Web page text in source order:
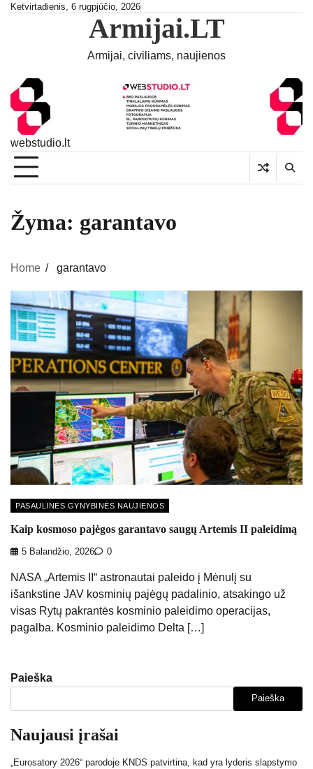
SkipKetvirtadienis, 6 rugpjūčio, 2026
Armijai.LT
Armijai, civiliams, naujienos
webstudio.lt
Žyma: garantavo
Home garantavo
PASAULINĖS GYNYBINĖS NAUJIENOS
Kaip kosmoso pajėgos garantavo saugų Artemis II paleidimą
5 Balandžio, 2026 0
NASA „Artemis II“ astronautai paleido į Mėnulį su
išankstine JAV kosminių pajėgų padalinio, atsakingo už
visas Rytų pakrantės kosminio paleidimo operacijas,
pagalba. Kosminio paleidimo Delta […]
Paieška
Paieška
Naujausi įrašai
„Eurosatory 2026“ parodoje KNDS patvirtina, kad yra lyderis slapstymo